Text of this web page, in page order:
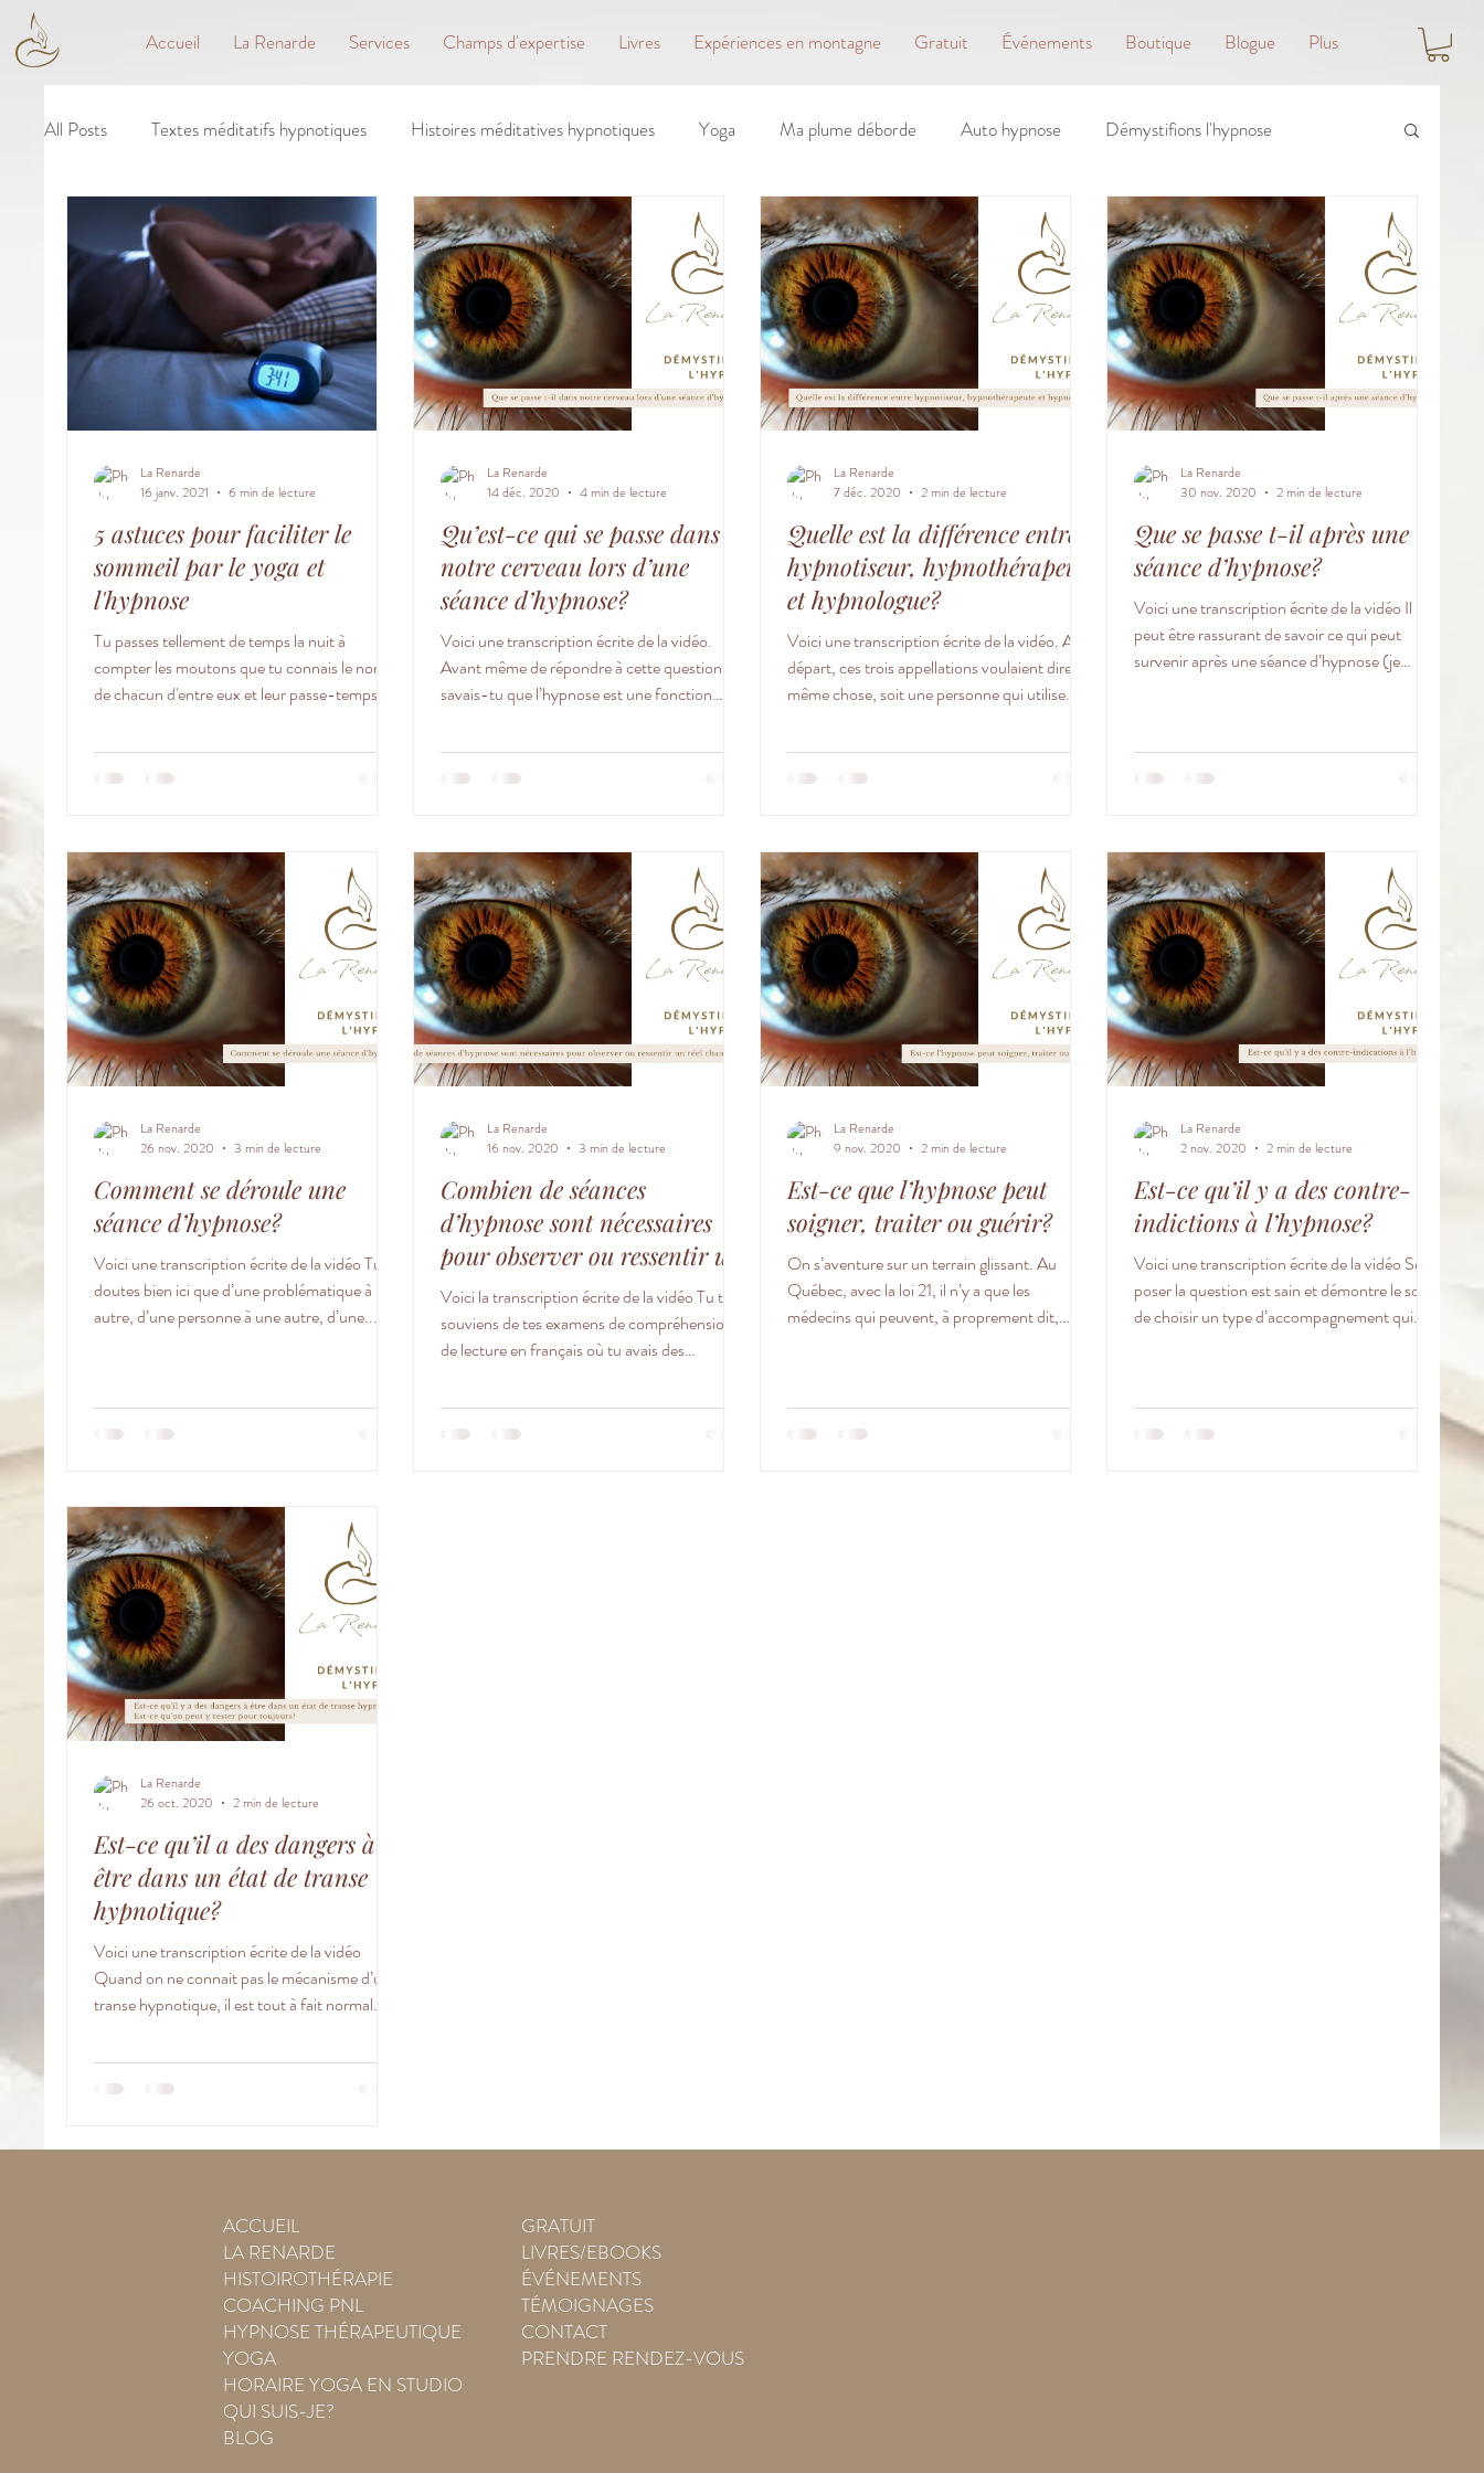
Accueil La Renarde Services Champs d'expertise Livres Expériences en montagne Gratuit Événements Boutique Blogue Plus
All Posts Textes méditatifs hypnotiques Histoires méditatives hypnotiques Yoga Ma plume déborde Auto hypnose Démystifions l'hypnose
5 astuces pour faciliter le
sommeil par le yoga et
l'hypnose
Tu passes tellement de temps la nuit à
compter les moutons que tu connais le nom
de chacun d'entre eux et leur passe-temps
La Renarde
16 janv. 2021
6 min de lecture
Qu’est-ce qui se passe dans
notre cerveau lors d’une
séance d’hypnose?
Voici une transcription écrite de la vidéo.
Avant même de répondre à cette question,
savais-tu que l’hypnose est une fonction
La Renarde
14 déc. 2020
4 min de lecture
Quelle est la différence entre
hypnotiseur, hypnothérapeute
et hypnologue?
Voici une transcription écrite de la vidéo. Au
départ, ces trois appellations voulaient dire la
même chose, soit une personne qui utilise...
La Renarde
7 déc. 2020
2 min de lecture
Que se passe t-il après une
séance d’hypnose?
Voici une transcription écrite de la vidéo Il
peut être rassurant de savoir ce qui peut
survenir après une séance d’hypnose (je
La Renarde
30 nov. 2020
2 min de lecture
Comment se déroule une
séance d’hypnose?
Voici une transcription écrite de la vidéo Tu te
doutes bien ici que d’une problématique à une
autre, d’une personne à une autre, d’une...
La Renarde
26 nov. 2020
3 min de lecture
Combien de séances
d’hypnose sont nécessaires
pour observer ou ressentir un
réel changement?
Voici la transcription écrite de la vidéo Tu te
souviens de tes examens de compréhension
de lecture en français où tu avais des
La Renarde
16 nov. 2020
3 min de lecture
Est-ce que l’hypnose peut
soigner, traiter ou guérir?
On s’aventure sur un terrain glissant. Au
Québec, avec la loi 21, il n’y a que les
médecins qui peuvent, à proprement dit,
La Renarde
9 nov. 2020
2 min de lecture
Est-ce qu’il y a des contre-
indictions à l’hypnose?
Voici une transcription écrite de la vidéo Se
poser la question est sain et démontre le souci
de choisir un type d’accompagnement qui...
La Renarde
2 nov. 2020
2 min de lecture
Est-ce qu’il a des dangers à
être dans un état de transe
hypnotique?
Voici une transcription écrite de la vidéo
Quand on ne connait pas le mécanisme d’une
transe hypnotique, il est tout à fait normal...
La Renarde
26 oct. 2020
2 min de lecture
ACCUEIL
LA RENARDE
HISTOIROTHÉRAPIE
COACHING PNL
HYPNOSE THÉRAPEUTIQUE
YOGA
HORAIRE YOGA EN STUDIO
QUI SUIS-JE?
BLOG
GRATUIT
LIVRES/EBOOKS
ÉVÉNEMENTS
TÉMOIGNAGES
CONTACT
PRENDRE RENDEZ-VOUS